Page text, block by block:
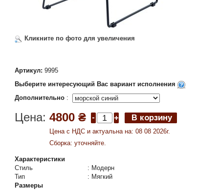
Кликните по фото для увеличения
Артикул: 9995
Выберите интересующий Вас вариант исполнения
Дополнительно :
Цена: 4800 ₴
Цена c НДС и актуальна на: 08 08 2026г.
Сборка: уточняйте.
Характеристики
Стиль
: Модерн
Тип
: Мягкий
Размеры